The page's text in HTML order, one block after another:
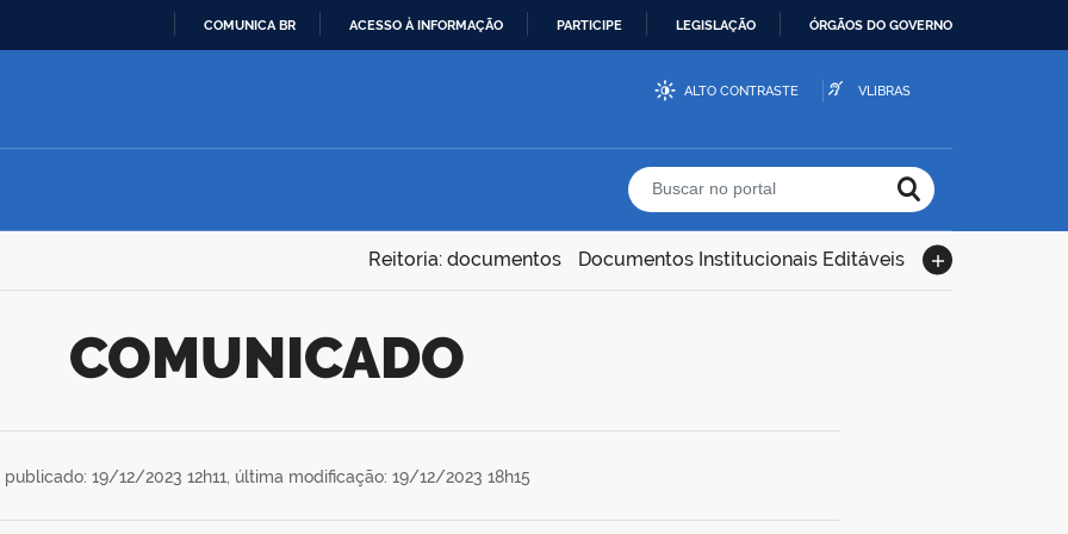
CONTEÚDO
COMUNICA BR ACESSO À INFORMAÇÃO PARTICIPE LEGISLAÇÃO ÓRGÃOS DO GOVERNO
ALTO CONTRASTE VLIBRAS
Buscar no portal
Reitoria: documentos Documentos Institucionais Editáveis
COMUNICADO
publicado: 19/12/2023 12h11, última modificação: 19/12/2023 18h15